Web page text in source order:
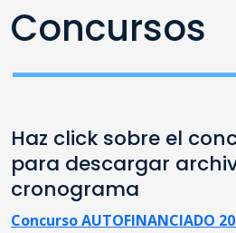
Haz click sobre el
para descargar
cronograma
Concurso AUTOFINANCIADO
Concursos